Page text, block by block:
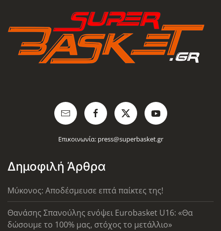
Επικοινωνία: press@superbasket.gr
Δημοφιλή Άρθρα
Μύκονος: Αποδέσμευσε επτά παίκτες της!
Θανάσης Σπανούλης ενόψει Eurobasket U16: «Θα
δώσουμε το 100% μας, στόχος το μετάλλιο»